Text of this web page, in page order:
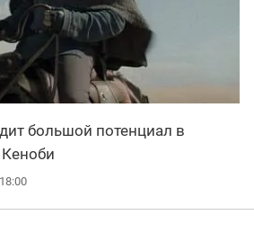
большой потенциал в